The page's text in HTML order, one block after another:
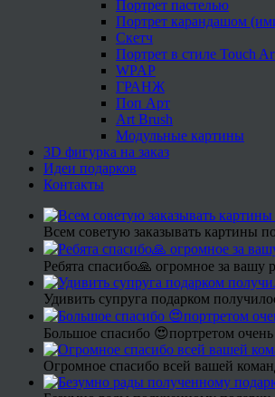
Портрет пастелью
Портрет карандашом
Скетч
Портрет в стиле Touch
WPAP
ГРАНЖ
Поп Арт
Art Brush
Модульные картины
3D фигурка на заказ
Идеи подарков
Контакты
Всем советую заказывать картины
Ребята спасибо🙏 огромное за вашу
Удивить супруга подарком
Большое спасибо 😍портретом
Огромное спасибо всей вашей